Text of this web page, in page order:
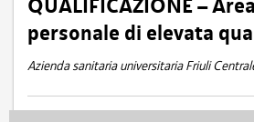
QUALIFICAZIONE –
personale di elevata
Azienda sanitaria universitaria Friuli